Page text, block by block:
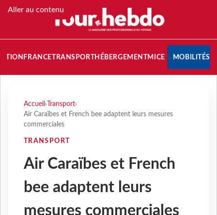
Aller au contenu
FRANCETRANSPORT HÉBERGEMENTMICE MOBILITÉS
Accueil › Transport›
Air Caraïbes et French bee adaptent leurs mesures
commerciales
TRANSPORT
Air Caraïbes et French
bee adaptent leurs
mesures commerciales